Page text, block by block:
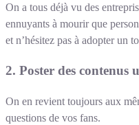
On a tous déjà vu des
ennuyants à mourir que
et n’hésitez pas à adopter un
2. Poster des contenus
On en revient toujours aux
questions de vos fans.